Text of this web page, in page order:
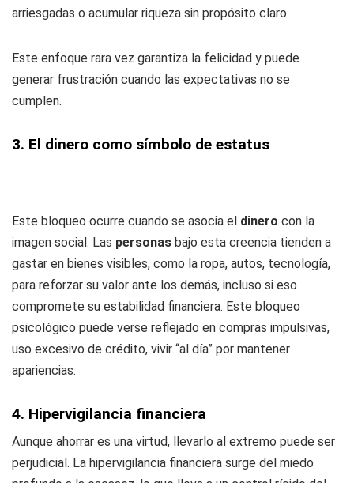
arriesgadas o acumular riqueza sin propósito claro.
Este enfoque rara vez garantiza la felicidad y puede
generar frustración cuando las expectativas no se
cumplen.
3. El dinero como símbolo de estatus
Este bloqueo ocurre cuando se asocia el dinero con la
imagen social. Las personas bajo esta creencia tienden a
gastar en bienes visibles, como la ropa, autos, tecnología,
para reforzar su valor ante los demás, incluso si eso
compromete su estabilidad financiera. Este bloqueo
psicológico puede verse reflejado en compras impulsivas,
uso excesivo de crédito, vivir “al día” por mantener
apariencias.
4. Hipervigilancia financiera
Aunque ahorrar es una virtud, llevarlo al extremo puede ser
perjudicial. La hipervigilancia financiera surge del miedo